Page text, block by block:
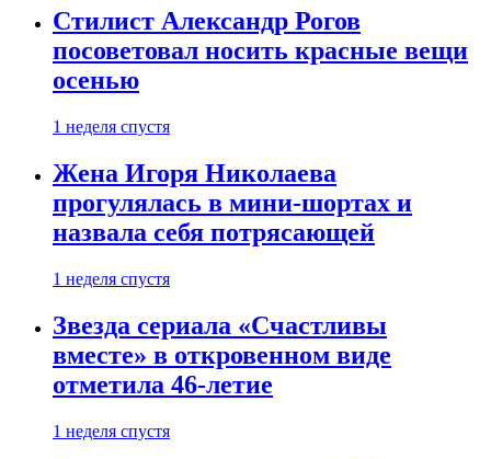
Стилист Александр Рогов
посоветовал носить красные вещи
осенью
1 неделя спустя
Жена Игоря Николаева
прогулялась в мини-шортах и
назвала себя потрясающей
1 неделя спустя
Звезда сериала «Счастливы
вместе» в откровенном виде
отметила 46-летие
1 неделя спустя